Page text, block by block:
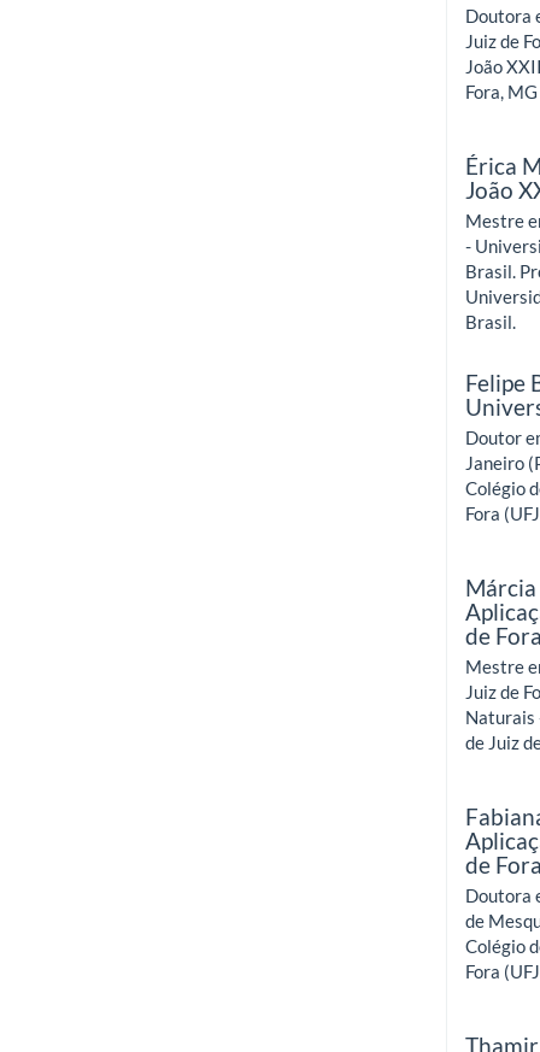
Doutora
Juiz de
João
Fora,
Érica
João
Mestre
-
Brasil.
Brasil.
Felipe
Doutor
Janeiro
Colégio
Fora
de
Mestre
Juiz de
Naturais
de Juiz
de
Doutora
de
Colégio
Fora